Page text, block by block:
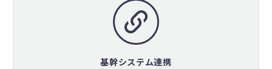
基幹システム連携